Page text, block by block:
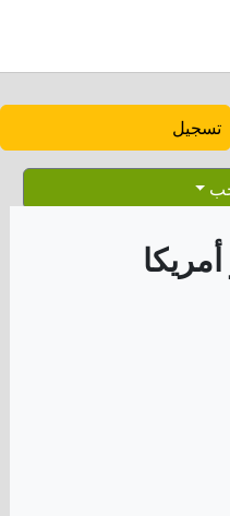
تسجيل
أمريكا